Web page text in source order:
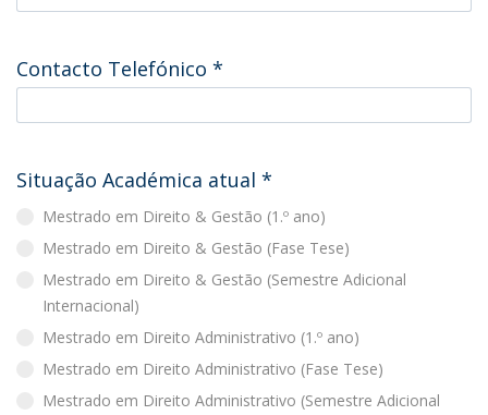
Contacto Telefónico *
Situação Académica atual *
Mestrado em Direito & Gestão (1.º ano)
Mestrado em Direito & Gestão (Fase Tese)
Mestrado em Direito & Gestão (Semestre Adicional
Internacional)
Mestrado em Direito Administrativo (1.º ano)
Mestrado em Direito Administrativo (Fase Tese)
Mestrado em Direito Administrativo (Semestre Adicional